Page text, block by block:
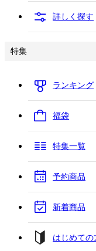
詳しく探す
特集
ランキング
福袋
特集一覧
予約商品
新着商品
はじめての